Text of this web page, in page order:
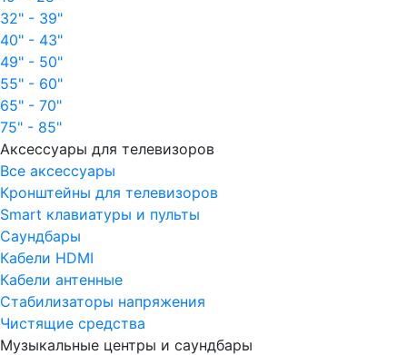
32" - 39"
40" - 43"
49" - 50"
55" - 60"
65" - 70"
75" - 85"
Аксессуары для телевизоров
Все аксессуары
Кронштейны для телевизоров
Smart клавиатуры и пульты
Саундбары
Кабели HDMI
Кабели антенные
Стабилизаторы напряжения
Чистящие средства
Музыкальные центры и саундбары